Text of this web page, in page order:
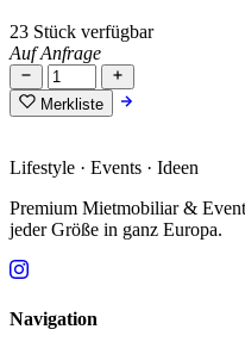
23 Stück verfügbar
Auf Anfrage
Merkliste
Lifestyle · Events · Ideen
Premium Mietmobiliar &
jeder Größe in ganz Europa.
Navigation